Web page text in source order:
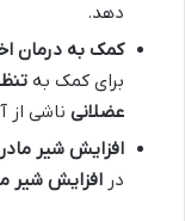
دهد.
کمک به درمان
برای کمک به
عضلانی ناشی
افزایش شیر
در افزایش شیر